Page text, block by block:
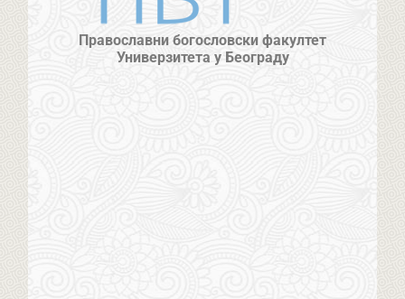
Православни богословски факултет
Универзитета у Београду